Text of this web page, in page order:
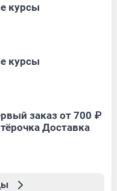
курсы
курсы
заказ от 700 ₽
Доставка